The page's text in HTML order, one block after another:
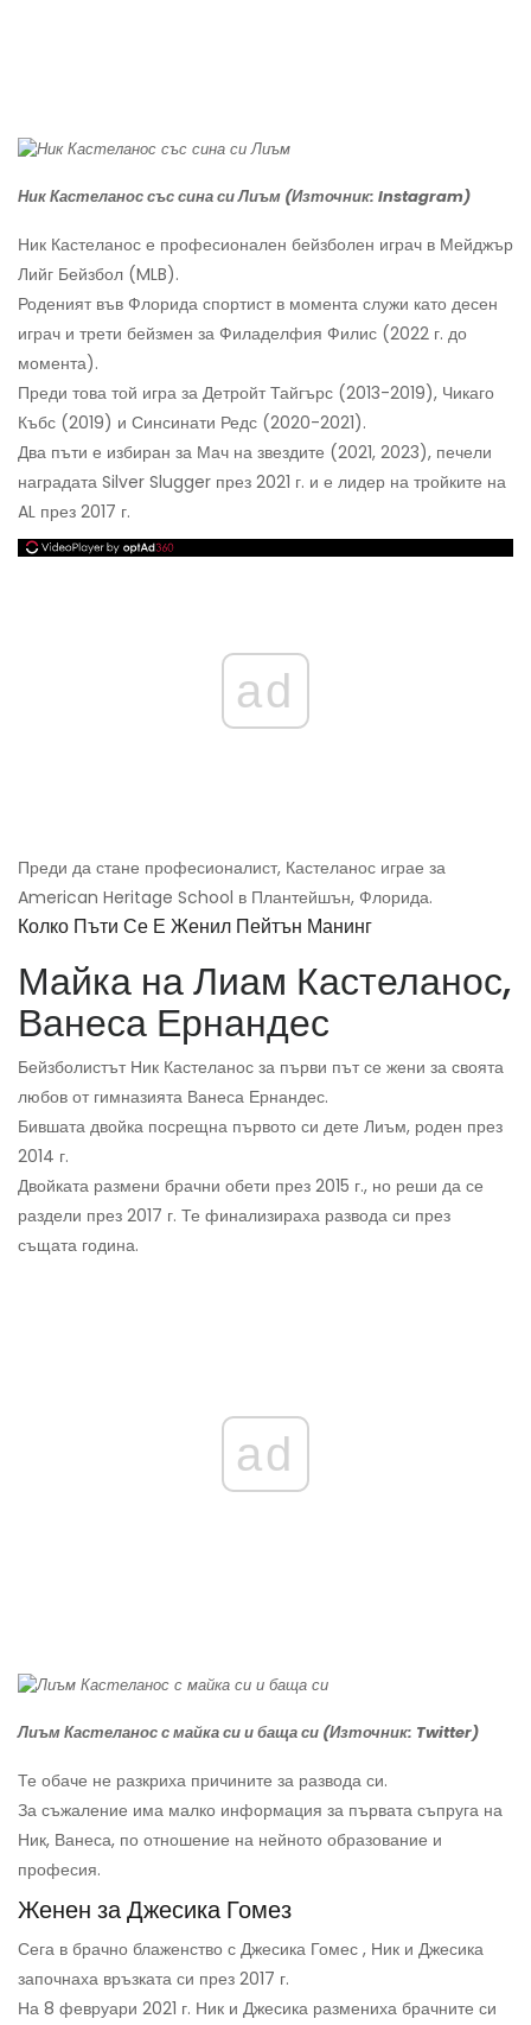
Ник Кастеланос със сина си Лиъм (Източник: Instagram)
Ник Кастеланос е професионален бейзболен играч в Мейджър
Лийг Бейзбол (MLB).
Роденият във Флорида спортист в момента служи като десен
играч и трети бейзмен за Филаделфия Филис (2022 г. до
момента).
Преди това той игра за Детройт Тайгърс (2013-2019), Чикаго
Къбс (2019) и Синсинати Редс (2020-2021).
Два пъти е избиран за Мач на звездите (2021, 2023), печели
наградата Silver Slugger през 2021 г. и е лидер на тройките на
AL през 2017 г.
ad
Преди да стане професионалист, Кастеланос играе за
American Heritage School в Плантейшън, Флорида.
Колко Пъти Се Е Женил Пейтън Манинг
Майка на Лиам Кастеланос,
Ванеса Ернандес
Бейзболистът Ник Кастеланос за първи път се жени за своята
любов от гимназията Ванеса Ернандес.
Бившата двойка посрещна първото си дете Лиъм, роден през
2014 г.
Двойката размени брачни обети през 2015 г., но реши да се
раздели през 2017 г. Те финализираха развода си през
същата година.
ad
Лиъм Кастеланос с майка си и баща си (Източник: Twitter)
Те обаче не разкриха причините за развода си.
За съжаление има малко информация за първата съпруга на
Ник, Ванеса, по отношение на нейното образование и
професия.
Женен за Джесика Гомез
Сега в брачно блаженство с Джесика Гомес , Ник и Джесика
започнаха връзката си през 2017 г.
На 8 февруари 2021 г. Ник и Джесика размениха брачните си